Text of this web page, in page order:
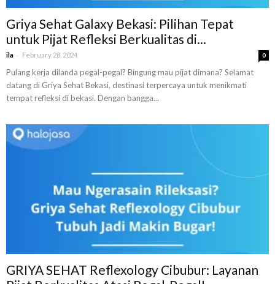
Griya Sehat Galaxy Bekasi: Pilihan Tepat
untuk Pijat Refleksi Berkualitas di...
ila - February 28, 2024 0
Pulang kerja dilanda pegal-pegal? Bingung mau pijat dimana? Selamat
datang di Griya Sehat Bekasi, destinasi terpercaya untuk menikmati
tempat refleksi di bekasi. Dengan bangga...
GRIYA SEHAT Reflexology Cibubur: Layanan